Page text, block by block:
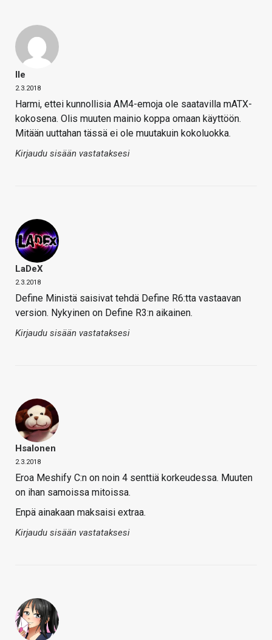
Ile
2.3.2018
Harmi, ettei kunnollisia AM4-emoja ole saatavilla mATX-
kokosena. Olis muuten mainio koppa omaan käyttöön.
Mitään uuttahan tässä ei ole muutakuin kokoluokka.
Kirjaudu sisään vastataksesi
LaDeX
2.3.2018
Define Ministä saisivat tehdä Define R6:tta vastaavan
version. Nykyinen on Define R3:n aikainen.
Kirjaudu sisään vastataksesi
Hsalonen
2.3.2018
Eroa Meshify C:n on noin 4 senttiä korkeudessa. Muuten
on ihan samoissa mitoissa.
Enpä ainakaan maksaisi extraa.
Kirjaudu sisään vastataksesi